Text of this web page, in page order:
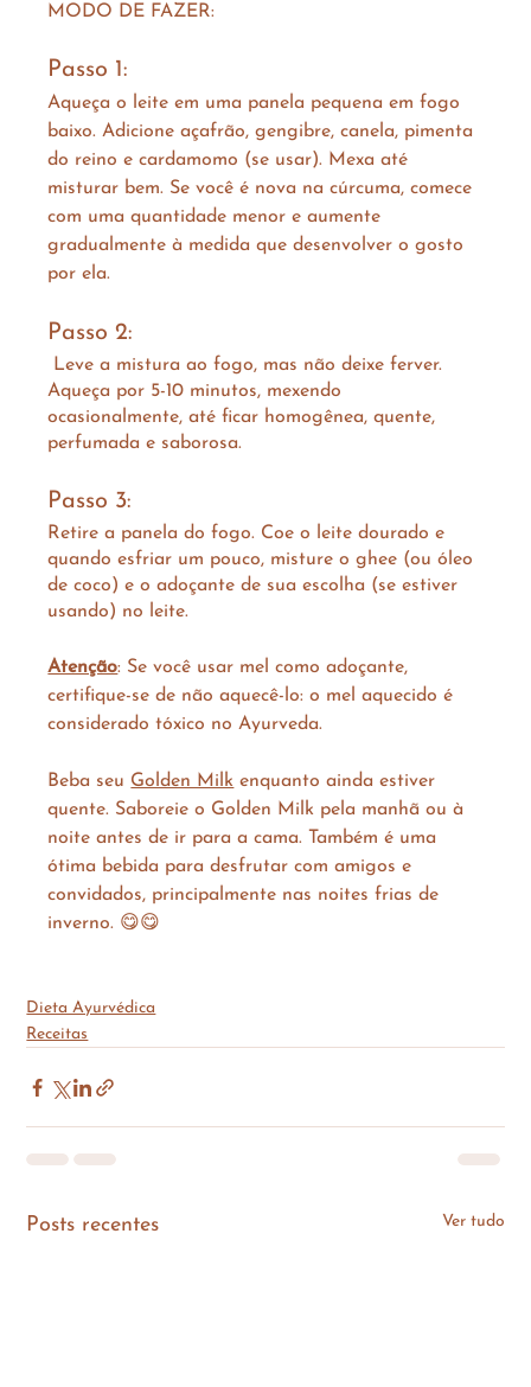
MODO DE FAZER:
Passo 1:
Aqueça o leite em uma panela pequena em fogo
baixo. Adicione açafrão, gengibre, canela, pimenta
do reino e cardamomo (se usar). Mexa até
misturar bem. Se você é nova na cúrcuma, comece
com uma quantidade menor e aumente
gradualmente à medida que desenvolver o gosto
por ela.
Passo 2:
Aqueça por 5-10 minutos, mexendo
ocasionalmente, até ficar homogênea, quente,
perfumada e saborosa.
Passo 3:
Retire a panela do fogo. Coe o leite dourado e
quando esfriar um pouco, misture o ghee (ou óleo
de coco) e o adoçante de sua escolha (se estiver
usando) no leite.
Atenção: Se você usar mel como adoçante,
certifique-se de não aquecê-lo: o mel aquecido é
considerado tóxico no Ayurveda.
Beba seu Golden Milk enquanto ainda estiver
quente. Saboreie o Golden Milk pela manhã ou à
noite antes de ir para a cama. Também é uma
ótima bebida para desfrutar com amigos e
convidados, principalmente nas noites frias de
inverno. 😋😋
Dieta Ayurvédica
Receitas
Posts recentes Ver tudo